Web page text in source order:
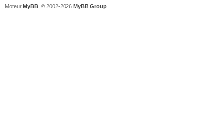
Moteur MyBB , © 2002-2026 MyBB Group